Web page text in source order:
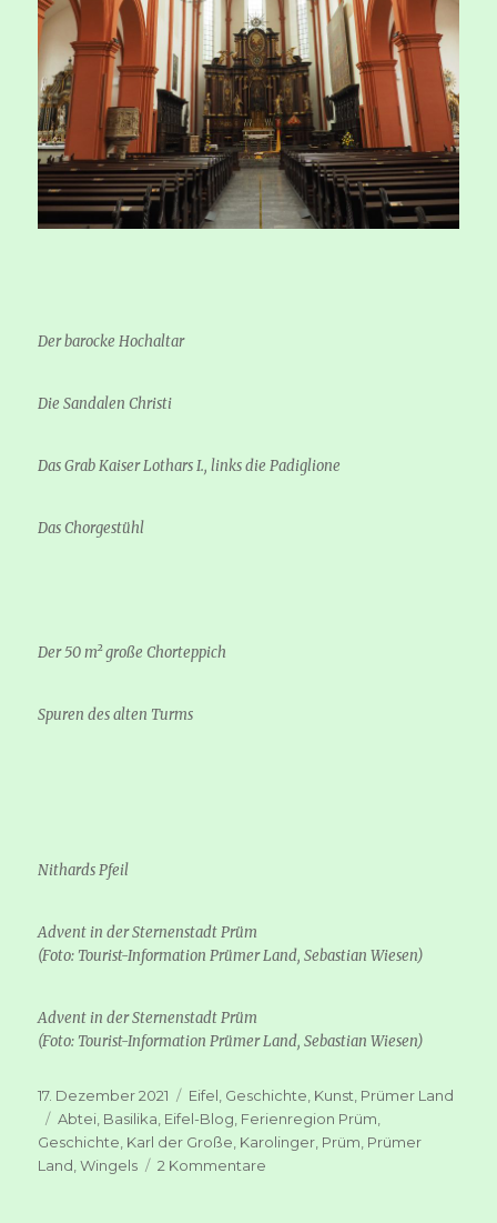
Der barocke Hochaltar
Die Sandalen Christi
Das Grab Kaiser Lothars I., links die Padiglione
Das Chorgestühl
Der 50 m² große Chorteppich
Spuren des alten Turms
Nithards Pfeil
Advent in der Sternenstadt Prüm
(Foto: Tourist-Information Prümer Land, Sebastian Wiesen)
Advent in der Sternenstadt Prüm
(Foto: Tourist-Information Prümer Land, Sebastian Wiesen)
Veröffentlicht
am
17. Dezember 2021 Kategorien
Eifel Geschichte Kunst Prümer Land
Schlagwörter
Abtei Basilika Eifel-Blog Ferienregion Prüm
Geschichte Karl der Große Karolinger Prüm Prümer
Land ,Wingels 2 Kommentare